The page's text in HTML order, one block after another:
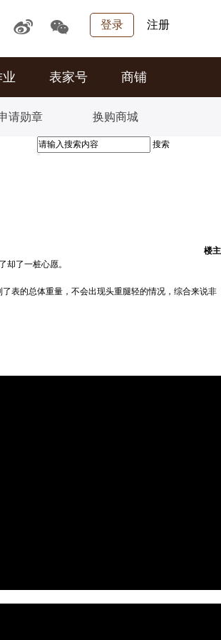
登录 注册
业 表家号 商铺
请勋章 换购商城
搜索
楼主
了一桩心愿。
表的总体重量，不会出现头重腿轻的情况，综合来说非